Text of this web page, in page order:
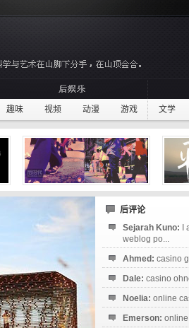
趣味 视频 动漫 游戏 文学
后评论
Sejarah Kuno:
weblog po...
Ahmed: casino
Dale: casino
Noelia: online
Emerson: